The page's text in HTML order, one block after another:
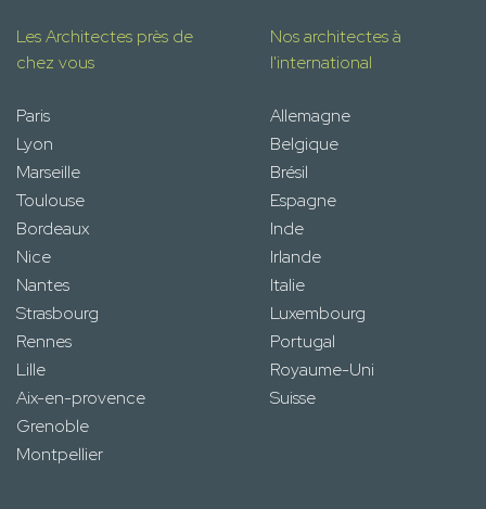
Les Architectes près de
chez vous
Paris
Lyon
Marseille
Toulouse
Bordeaux
Nice
Nantes
Strasbourg
Rennes
Lille
Aix-en-provence
Grenoble
Montpellier
Nos architectes à
l'international
Allemagne
Belgique
Brésil
Espagne
Inde
Irlande
Italie
Luxembourg
Portugal
Royaume-Uni
Suisse